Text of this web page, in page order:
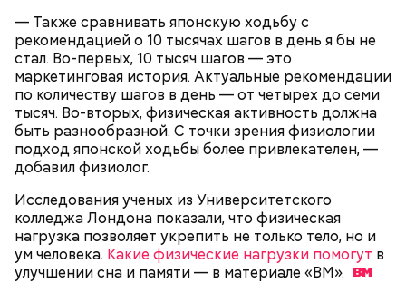
— Также сравнивать японскую ходьбу с
рекомендацией о 10 тысячах шагов в день я бы не
стал. Во-первых, 10 тысяч шагов — это
маркетинговая история. Актуальные рекомендации
по количеству шагов в день — от четырех до семи
тысяч. Во-вторых, физическая активность должна
быть разнообразной. С точки зрения физиологии
подход японской ходьбы более привлекателен, —
добавил физиолог.
Исследования ученых из Университетского
колледжа Лондона показали, что физическая
нагрузка позволяет укрепить не только тело, но и
ум человека. Какие физические нагрузки помогут в
улучшении сна и памяти — в материале «ВМ».
В Международный день холостяка все мужчины
без пары видятся со своими друзьями, устраивают
вечеринки, играют в видеоигры и проводят время,
Ингредиенты: